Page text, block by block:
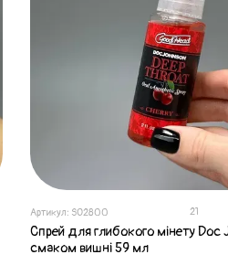
Артикул: SO2800 21
Спрей для глибокого мінету Doc
смаком вишні 59 мл